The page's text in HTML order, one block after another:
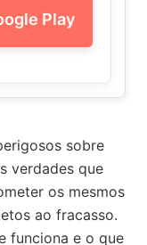
Play
sobre
verdades que
os mesmos
ao fracasso.
funciona e o que